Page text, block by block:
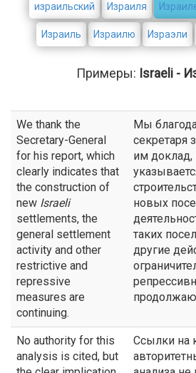
израильский Израиля
Израиль Израилю Израэли
Примеры: Israeli -
We thank the
Secretary-General
for his report, which
clearly indicates that
the construction of
new Israeli
settlements, the
general settlement
activity and other
restrictive and
repressive
measures are
continuing.
Мы
секретаря
им доклад,
новых
таких
другие
No authority for this
analysis is cited, but
Ссылки на